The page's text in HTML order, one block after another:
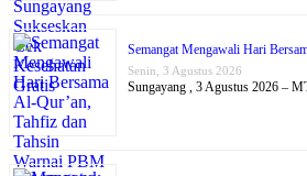
Semangat Mengawali Hari
Senin, 3 Agustus 2026
Sungayang , 3 Agustus 2026 –